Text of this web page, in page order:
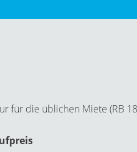
für die üblichen Miete (RB